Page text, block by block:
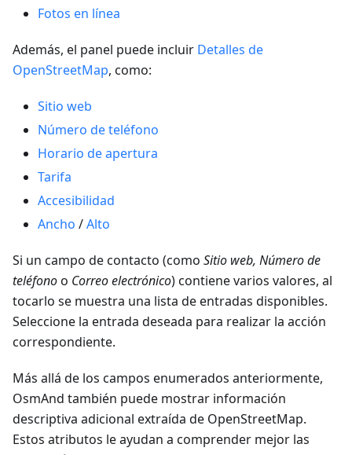
Fotos en línea
Además, el panel puede incluir Detalles de
OpenStreetMap, como:
Sitio web
Número de teléfono
Horario de apertura
Tarifa
Accesibilidad
Ancho /Alto
Si un campo de contacto (como Sitio web, Número de
teléfonoo Correo electrónico) contiene varios valores, al
tocarlo se muestra una lista de entradas disponibles.
Seleccione la entrada deseada para realizar la acción
correspondiente.
Más allá de los campos enumerados anteriormente,
OsmAnd también puede mostrar información
descriptiva adicional extraída de OpenStreetMap.
Estos atributos le ayudan a comprender mejor las